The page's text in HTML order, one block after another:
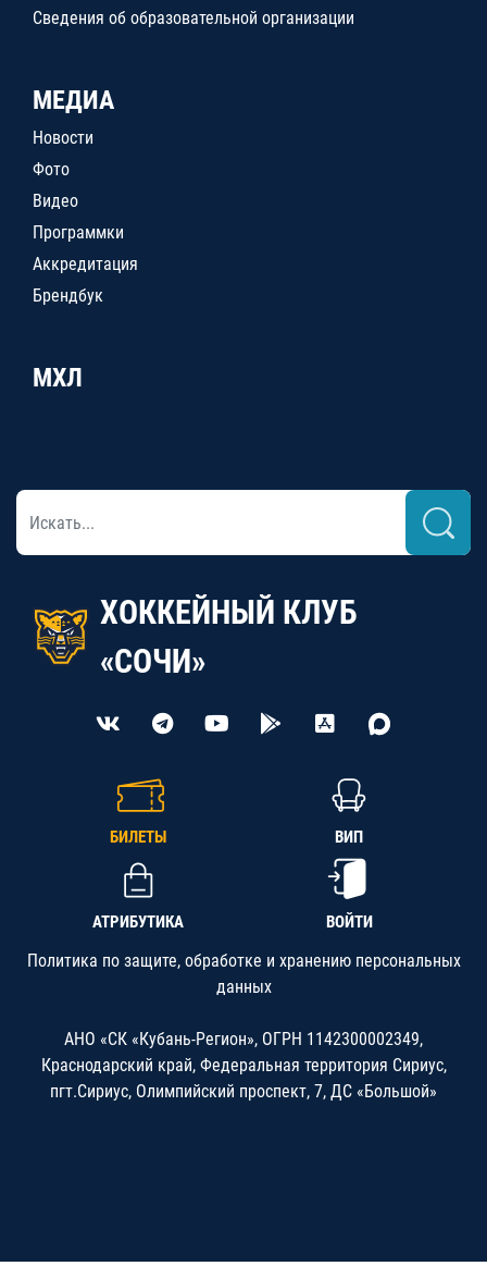
Сведения об образовательной организации
МЕДИА
Новости
Фото
Видео
Программки
Аккредитация
Брендбук
МХЛ
ХОККЕЙНЫЙ КЛУБ
«СОЧИ»
БИЛЕТЫ ВИП
АТРИБУТИКА ВОЙТИ
Политика по защите, обработке и хранению персональных
данных
АНО «СК «Кубань-Регион», ОГРН 1142300002349,
Краснодарский край, Федеральная территория Сириус,
пгт.Сириус, Олимпийский проспект, 7, ДС «Большой»